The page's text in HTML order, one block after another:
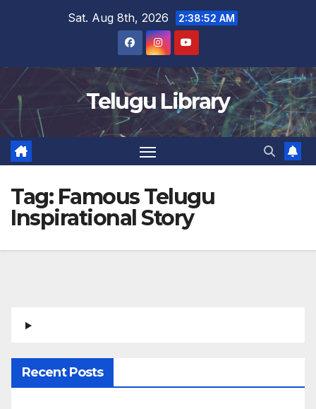
Sat. Aug 8th, 2026 2:38:53 AM
Telugu Library
Tag: Famous Telugu
Inspirational Story
Recent Posts